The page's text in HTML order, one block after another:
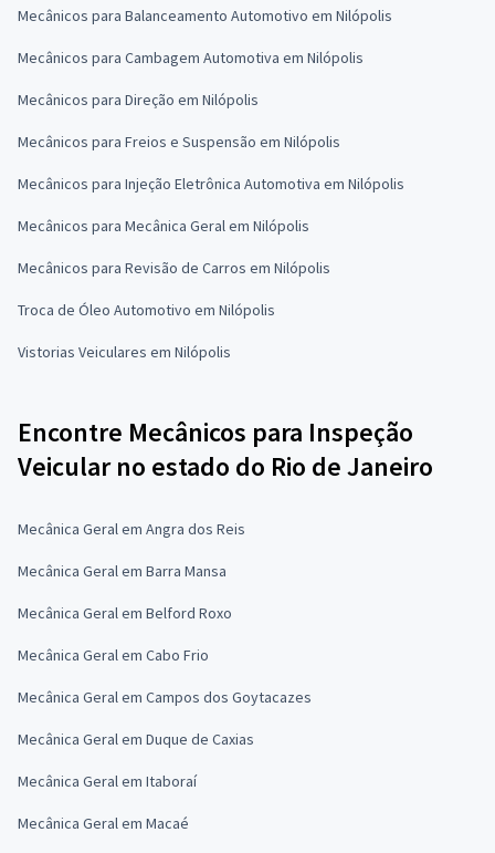
Mecânicos para Balanceamento Automotivo em Nilópolis
Mecânicos para Cambagem Automotiva em Nilópolis
Mecânicos para Direção em Nilópolis
Mecânicos para Freios e Suspensão em Nilópolis
Mecânicos para Injeção Eletrônica Automotiva em Nilópolis
Mecânicos para Mecânica Geral em Nilópolis
Mecânicos para Revisão de Carros em Nilópolis
Troca de Óleo Automotivo em Nilópolis
Vistorias Veiculares em Nilópolis
Encontre Mecânicos para Inspeção
Veicular no estado do Rio de Janeiro
Mecânica Geral em Angra dos Reis
Mecânica Geral em Barra Mansa
Mecânica Geral em Belford Roxo
Mecânica Geral em Cabo Frio
Mecânica Geral em Campos dos Goytacazes
Mecânica Geral em Duque de Caxias
Mecânica Geral em Itaboraí
Mecânica Geral em Macaé